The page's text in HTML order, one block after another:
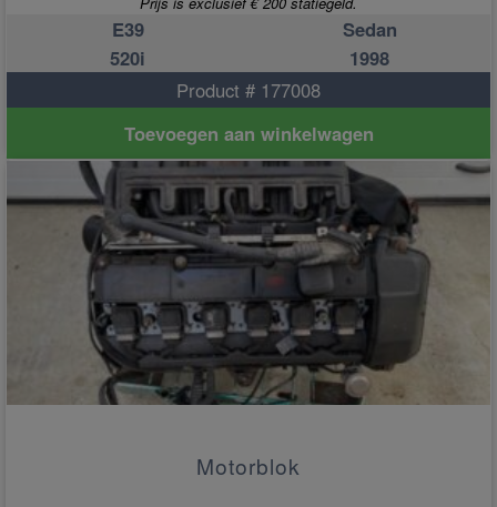
E39
Sedan
520i
1998
Product # 177008
Toevoegen aan winkelwagen
Motorblok